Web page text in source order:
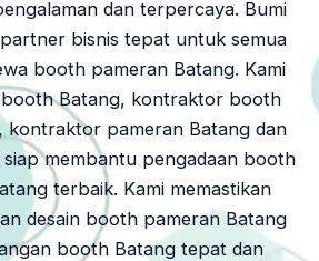
dan terpercaya. Bumi
partner bisnis tepat untuk semua
booth pameran Batang. Kami
booth Batang, kontraktor booth
kontraktor pameran Batang dan
membantu pengadaan booth
terbaik. Kami memastikan
desain booth pameran Batang
booth Batang tepat dan